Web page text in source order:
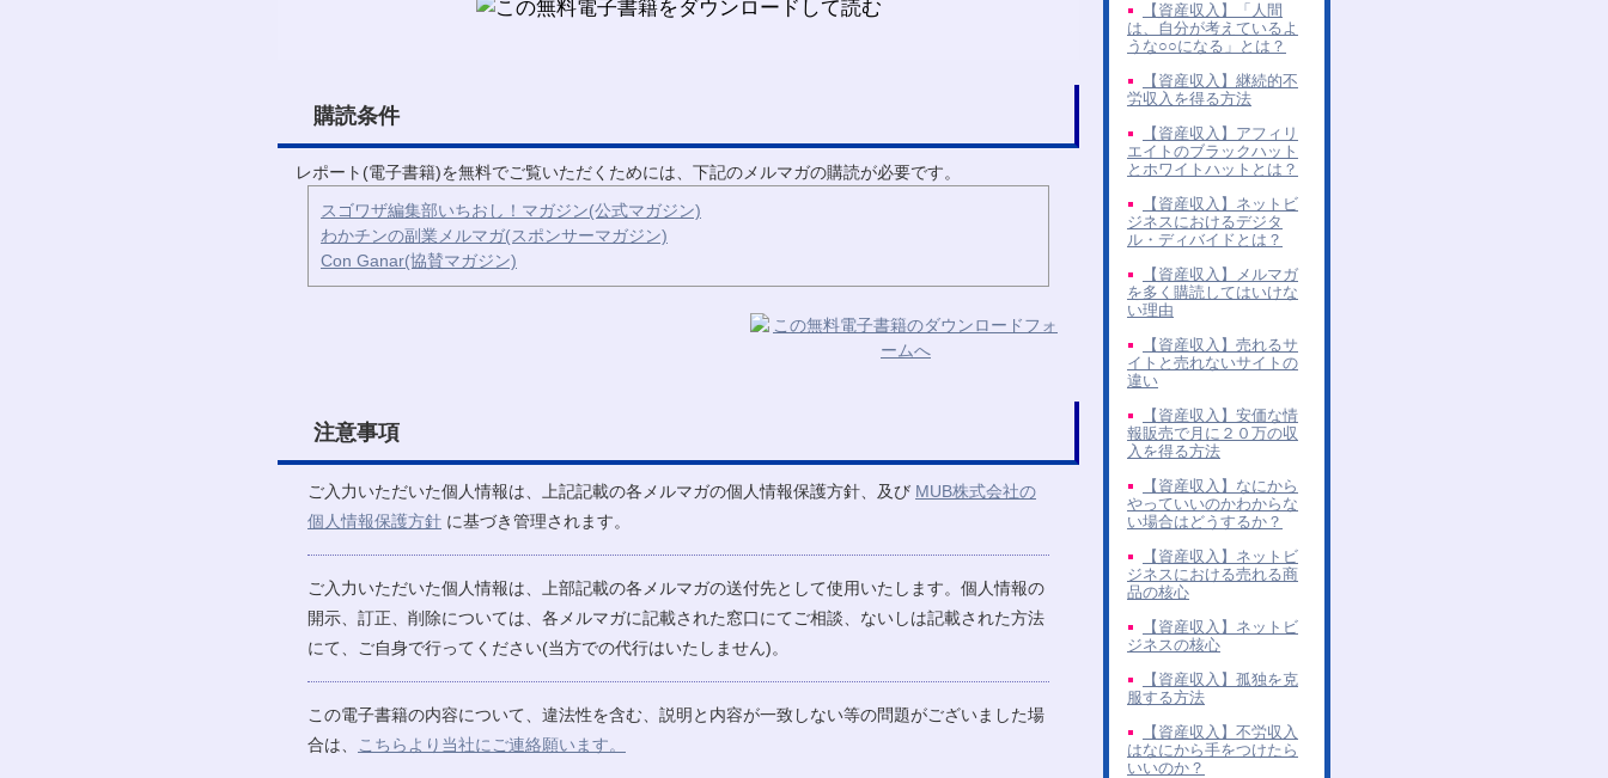
購読条件
レポート(電子書籍)を無料でご覧いただくためには、下記のメルマガの購読が必要です。
スゴワザ編集部いちおし！マガジン(公式マガジン)
わかチンの副業メルマガ(スポンサーマガジン)
Con Ganar(協賛マガジン)
注意事項
ご入力いただいた個人情報は、上記記載の各メルマガの個人情報保護方針、及び MUB株式会社の
個人情報保護方針 に基づき管理されます。
ご入力いただいた個人情報は、上部記載の各メルマガの送付先として使用いたします。個人情報の
開示、訂正、削除については、各メルマガに記載された窓口にてご相談、ないしは記載された方法
にて、ご自身で行ってください(当方での代行はいたしません)。
この電子書籍の内容について、違法性を含む、説明と内容が一致しない等の問題がございました場
合は、
こちらより当社にご連絡願います。
【資産収入】「人間
は、自分が考えているよ
うな○○になる」とは？
【資産収入】継続的不
労収入を得る方法
【資産収入】アフィリ
エイトのブラックハット
とホワイトハットとは？
【資産収入】ネットビ
ジネスにおけるデジタ
ル・ディバイドとは？
【資産収入】メルマガ
を多く購読してはいけな
い理由
【資産収入】売れるサ
イトと売れないサイトの
違い
【資産収入】安価な情
報販売で月に２０万の収
入を得る方法
【資産収入】なにから
やっていいのかわからな
い場合はどうするか？
【資産収入】ネットビ
ジネスにおける売れる商
品の核心
【資産収入】ネットビ
ジネスの核心
【資産収入】孤独を克
服する方法
【資産収入】不労収入
はなにから手をつけたら
いいのか？